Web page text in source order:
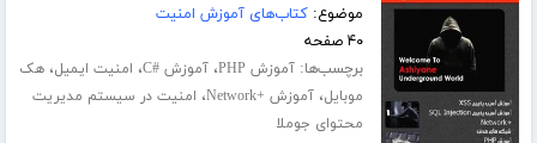
موضوع:کتاب‌های آموزش امنیت
۴۰ صفحه
برچسب‌ها:آموزش PHP ،آموزش #C ، امنیت ایمیل،هک
موبایل،آموزش +Network ، امنیت در سیستم مدیریت
محتوای جوملا